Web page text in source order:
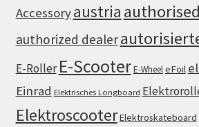
Accessoryaustria
authorized dealer
E-Roller E-ScooterE-WheeleFoil
Einrad Elektrisches Longboard
ElektroscooterElektroskateboard